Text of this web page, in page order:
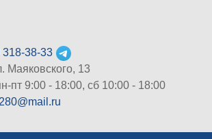
318-38-33
Маяковского, 13
пт 9:00 - 18:00, сб 10:00 - 18:00